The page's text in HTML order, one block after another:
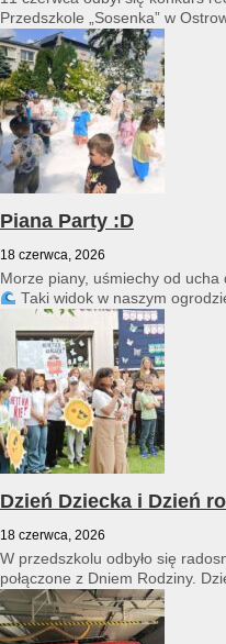
Przedszkole „Sosenka” w
przedszkole reprezentował
Piana Party :D
18 czerwca, 2026
Morze piany, uśmiechy od
Taki widok w naszym
Dzień Dziecka i Dzień
18 czerwca, 2026
W przedszkolu odbyło się
połączone z Dniem Rodziny.